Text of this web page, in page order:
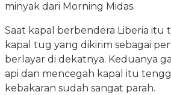
minyak dari Morning Midas.
Saat kapal berbendera Liberia itu
kapal tug yang dikirim sebagai
berlayar di dekatnya. Keduanya
api dan mencegah kapal itu
kebakaran sudah sangat parah.